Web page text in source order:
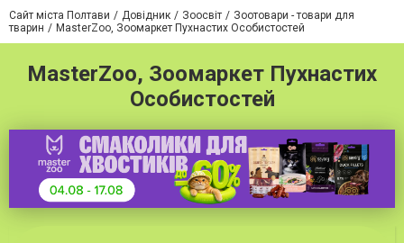
Сайт міста Полтави Довідник Зоосвіт
Зоотовари - товари для
тварин
MasterZoo, Зоомаркет Пухнастих Особистостей
MasterZoo, Зоомаркет Пухнастих
Особистостей